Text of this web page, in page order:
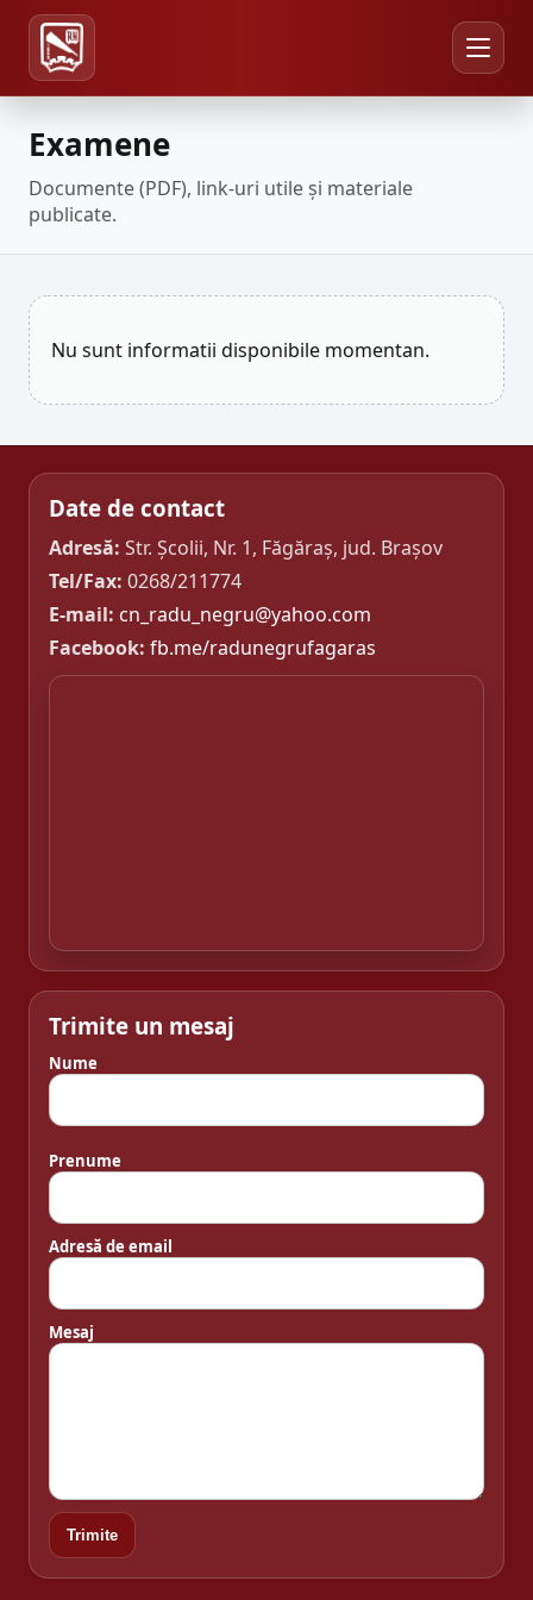
Examene
Documente (PDF), link-uri utile și materiale
publicate.
Nu sunt informatii disponibile momentan.
Date de contact
Adresă: Str. Școlii, Nr. 1, Făgăraș, jud. Brașov
Tel/Fax: 0268/211774
E-mail: cn_radu_negru@yahoo.com
Facebook: fb.me/radunegrufagaras
Trimite un mesaj
Nume
Prenume
Adresă de email
Mesaj
Trimite